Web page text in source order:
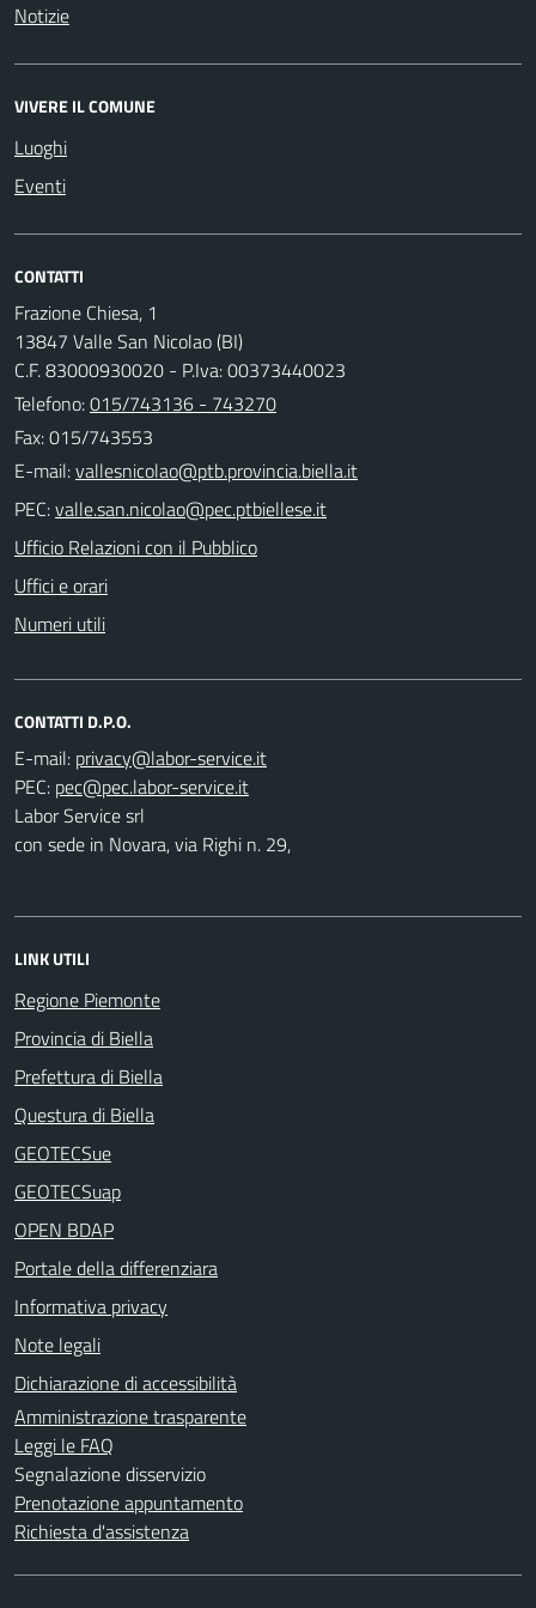
Notizie
VIVERE IL COMUNE
Luoghi
Eventi
CONTATTI
Frazione Chiesa, 1
13847 Valle San Nicolao (BI)
C.F. 83000930020 - P.Iva: 00373440023
Telefono:015/743136 - 743270
Fax: 015/743553
E-mail:
PEC:
Ufficio Relazioni con il Pubblico
Uffici e orari
Numeri utili
CONTATTI D.P.O.
E-mail:
PEC:
Labor Service srl
con sede in Novara, via Righi n. 29,
LINK UTILI
Regione Piemonte
Provincia di Biella
Prefettura di Biella
Questura di Biella
GEOTECSue
GEOTECSuap
OPEN BDAP
Portale della differenziara
Informativa privacy
Note legali
Dichiarazione di accessibilità
Amministrazione trasparente
Leggi le FAQ
Segnalazione disservizio
Prenotazione appuntamento
Richiesta d'assistenza